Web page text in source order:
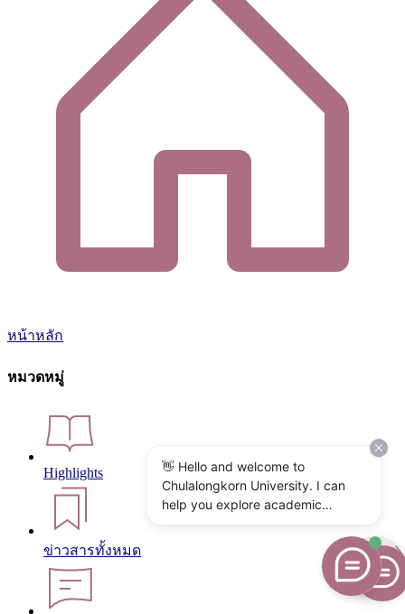
หน้าหลัก
หมวดหมู่
Highlights
ข่าวสารทั้งหมด
👋 Hello and welcome to
Chulalongkorn University. I can
help you explore academic